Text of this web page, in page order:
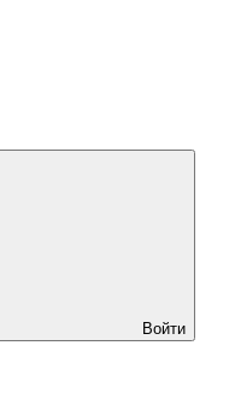
Войти